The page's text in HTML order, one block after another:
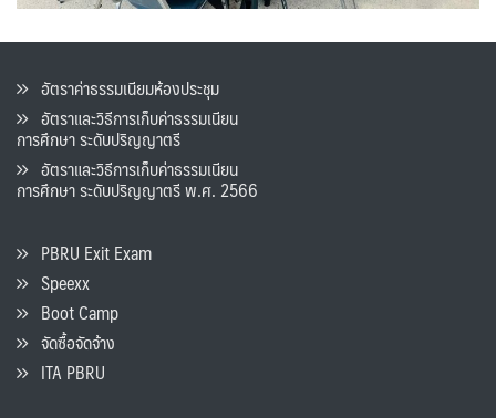
อัตราค่าธรรมเนียมห้องประชุม
อัตราและวิธีการเก็บค่าธรรมเนียน
การศึกษา ระดับปริญญาตรี
อัตราและวิธีการเก็บค่าธรรมเนียน
การศึกษา ระดับปริญญาตรี พ.ศ. 2566
PBRU Exit Exam
Speexx
Boot Camp
จัดซื้อจัดจ้าง
ITA PBRU